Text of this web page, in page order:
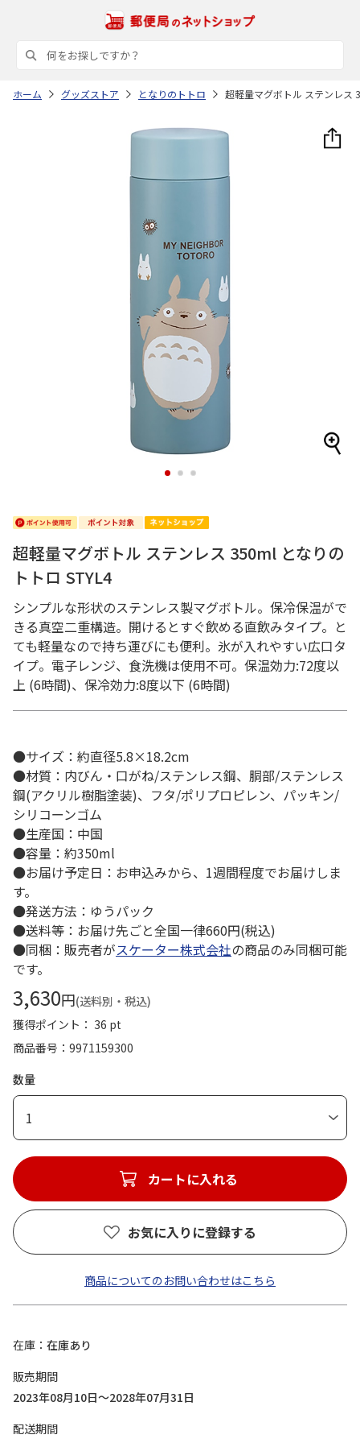
ホーム グッズストア となりのトトロ 超軽量マグボトル ステンレス
1 2 3
超軽量マグボトル ステンレス 350ml となりの
トトロ STYL4
シンプルな形状のステンレス製マグボトル。保冷保温がで
きる真空二重構造。開けるとすぐ飲める直飲みタイプ。と
ても軽量なので持ち運びにも便利。氷が入れやすい広口タ
イプ。電子レンジ、食洗機は使用不可。保温効力:72度以
上 (6時間)、保冷効力:8度以下 (6時間)
●サイズ：約直径5.8×18.2cm
●材質：内びん・口がね/ステンレス鋼、胴部/ステンレス
鋼(アクリル樹脂塗装)、フタ/ポリプロピレン、パッキン/
シリコーンゴム
●生産国：中国
●容量：約350ml
●お届け予定日：お申込みから、1週間程度でお届けしま
す。
●発送方法：ゆうパック
●送料等：お届け先ごと全国一律660円(税込)
●同梱：販売者がスケーター株式会社の商品のみ同梱可能
です。
3,630円(送料別・税込)
獲得ポイント： 36 pt
商品番号
9971159300
数量
1
カートに入れる
お気に入りに登録する
商品についてのお問い合わせはこちら
在庫
在庫あり
販売期間
2023年08月10日～2028年07月31日
配送期間